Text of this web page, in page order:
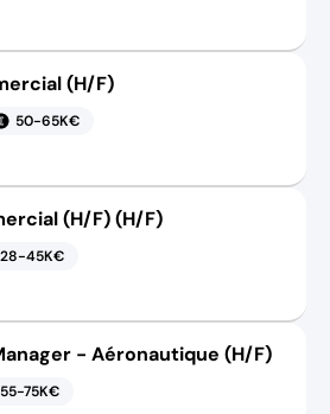
(H/F)
50-65K€
(H/F) (H/F)
28-45K€
- Aéronautique (H/F)
55-75K€